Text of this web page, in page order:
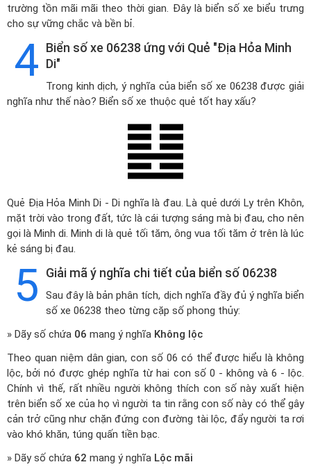
trường tồn mãi mãi theo thời gian. Đây là biển số xe biểu trưng
cho sự vững chắc và bền bỉ.
4 Biển số xe 06238 ứng với Quẻ "Địa Hỏa Minh
Di"
Trong kinh dịch, ý nghĩa của biển số xe 06238 được giải
nghĩa như thế nào? Biển số xe thuộc quẻ tốt hay xấu?
Quẻ Địa Hỏa Minh Di - Di nghĩa là đau. Là quẻ dưới Ly trên Khôn,
mặt trời vào trong đất, tức là cái tượng sáng mà bị đau, cho nên
gọi là Minh di. Minh di là quẻ tối tăm, ông vua tối tăm ở trên là lúc
kẻ sáng bị đau.
5 Giải mã ý nghĩa chi tiết của biển số 06238
Sau đây là bản phân tích, dịch nghĩa đầy đủ ý nghĩa biển
số xe 06238 theo từng cặp số phong thủy:
» Dãy số chứa 06 mang ý nghĩa Không lộc
Theo quan niệm dân gian, con số 06 có thể được hiểu là không
lộc, bởi nó được ghép nghĩa từ hai con số 0 - không và 6 - lộc.
Chính vì thế, rất nhiều người không thích con số này xuất hiện
trên biển số xe của họ vì người ta tin rằng con số này có thể gây
cản trở cũng như chặn đứng con đường tài lộc, đẩy người ta rơi
vào khó khăn, túng quấn tiền bạc.
» Dãy số chứa 62 mang ý nghĩa Lộc mãi